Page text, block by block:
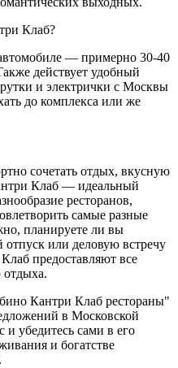
Клаб?
— примерно 30-40
действует удобный
и электрички с Москвы
до комплекса или же
сочетать отдых, вкусную
Клаб — идеальный
ресторанов,
самые разные
планируете ли вы
или деловую встречу
предоставляют все
отдыха.
Кантри Клаб рестораны"
в Московской
и убедитесь сами в его
и богатстве